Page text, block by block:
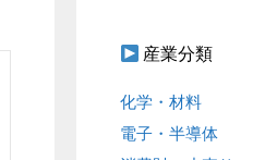
産業分類
化学・材料
電子・半導体